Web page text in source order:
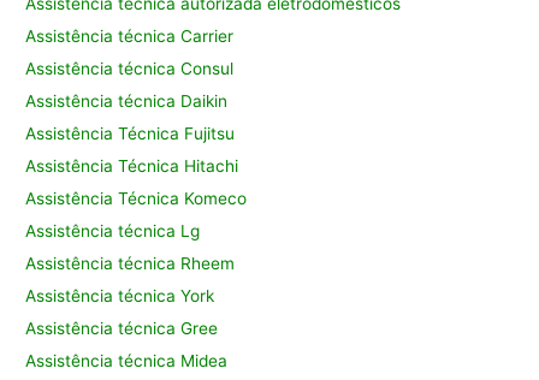
Assistência técnica Carrier
Assistência técnica Consul
Assistência técnica Daikin
Assistência Técnica Fujitsu
Assistência Técnica Hitachi
Assistência Técnica Komeco
Assistência técnica Lg
Assistência técnica Rheem
Assistência técnica York
Assistência técnica Gree
Assistência técnica Midea